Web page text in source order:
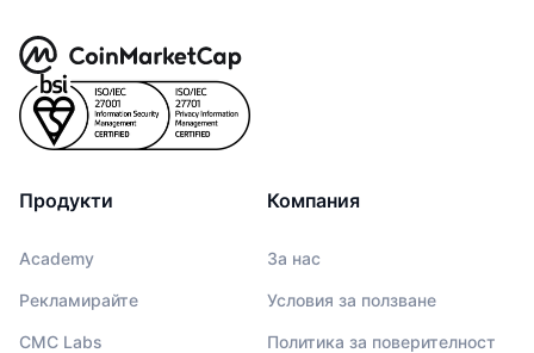
Продукти
Academy
Рекламирайте
CMC Labs
Компания
За нас
Условия за ползване
Политика за поверителност